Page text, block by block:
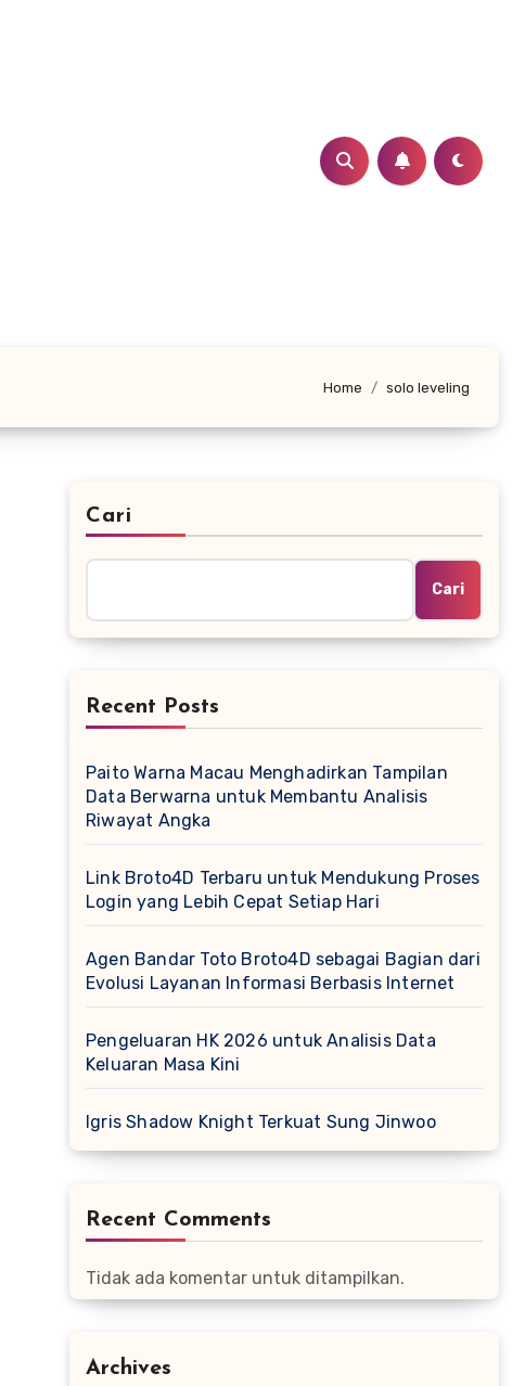
Home solo leveling
Cari
Cari
Recent Posts
Paito Warna Macau Menghadirkan Tampilan
Data Berwarna untuk Membantu Analisis
Riwayat Angka
Link Broto4D Terbaru untuk Mendukung Proses
Login yang Lebih Cepat Setiap Hari
Agen Bandar Toto Broto4D sebagai Bagian dari
Evolusi Layanan Informasi Berbasis Internet
Pengeluaran HK 2026 untuk Analisis Data
Keluaran Masa Kini
Igris Shadow Knight Terkuat Sung Jinwoo
Recent Comments
Tidak ada komentar untuk ditampilkan.
Archives